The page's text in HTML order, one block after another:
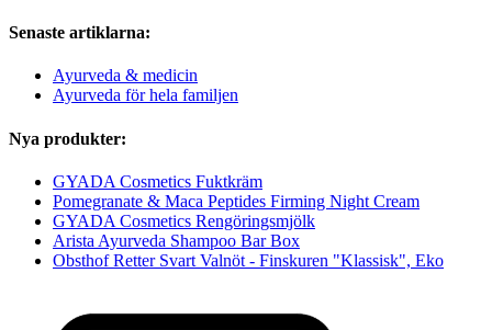
Senaste artiklarna:
Ayurveda & medicin
Ayurveda för hela familjen
Nya produkter:
GYADA Cosmetics Fuktkräm
Pomegranate & Maca Peptides Firming Night Cream
GYADA Cosmetics Rengöringsmjölk
Arista Ayurveda Shampoo Bar Box
Obsthof Retter Svart Valnöt - Finskuren "Klassisk", Eko